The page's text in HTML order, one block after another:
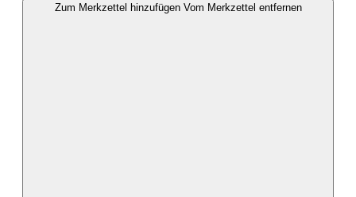
Zum Merkzettel hinzufügen Vom Merkzettel entfernen